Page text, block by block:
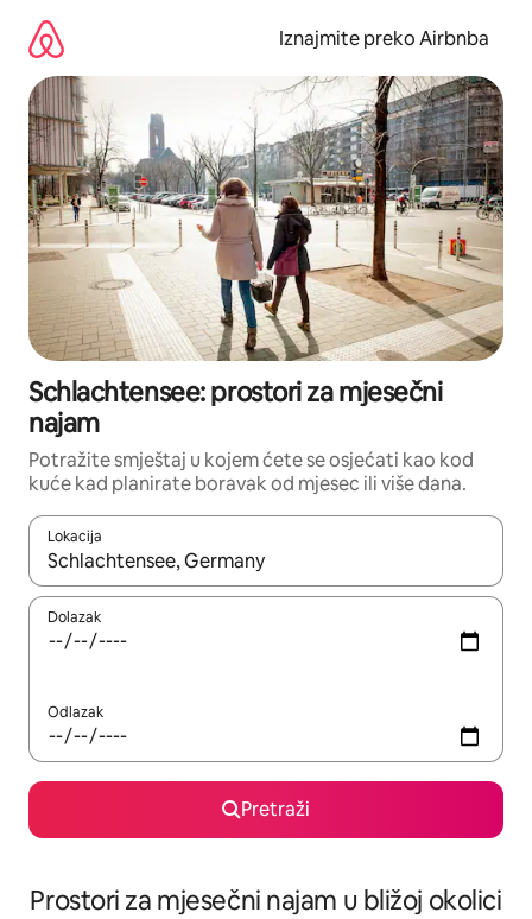
sadržaj
Iznajmite preko Airbnba
Schlachtensee: prostori za mjesečni
najam
Potražite smještaj u kojem ćete se osjećati kao kod
kuće kad planirate boravak od mjesec ili više dana.
Lokacija
Kada budu dostupni rezultati, moći ćete ih pregledati
Dolazak
Odlazak
Pretraži
Prostori za mjesečni najam u bližoj okolici